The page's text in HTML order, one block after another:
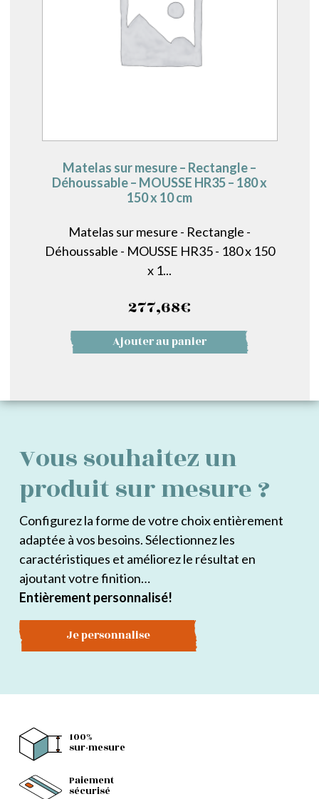
Matelas sur mesure – Rectangle –
Déhoussable – MOUSSE HR35 – 180 x
150 x 10 cm
Matelas sur mesure - Rectangle -
Déhoussable - MOUSSE HR35 - 180 x 150
x 1...
277,68€
Ajouter au panier
Vous souhaitez un
produit sur mesure ?
Configurez la forme de votre choix entièrement
adaptée à vos besoins. Sélectionnez les
caractéristiques et améliorez le résultat en
ajoutant votre finition…
Entièrement personnalisé!
Je personnalise
100%
sur-mesure
Paiement
sécurisé